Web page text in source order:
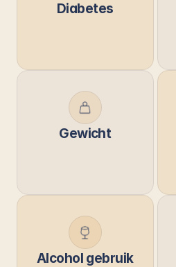
Diabetes
Gewicht
Alcohol gebruik